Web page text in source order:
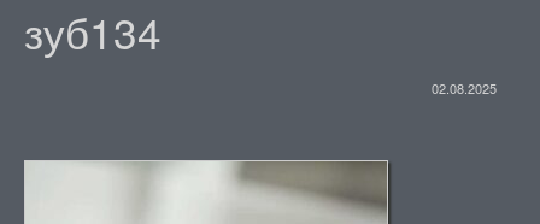
зуб134
02.08.2025